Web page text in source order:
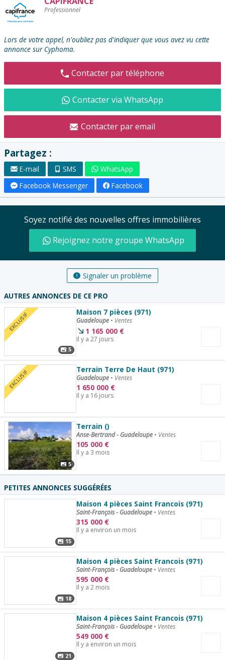
l'annonceurProfessionnel
Lors de votre appel, n'oubliez pas d'indiquer que vous avez vu cette
annonce sur Cyphoma.
Contacter par téléphone
Contacter via WhatsApp
Contacter par email
Partagez :
E-mail SMS
WhatsApp
Facebook Messenger
Facebook
Soyez notifié des nouvelles offres immobilières
Rejoignez notre groupe WhatsApp
Signaler un problème
AUTRES ANNONCES DE CE PRO
EXCLUSIF
5
Maison 7 pièces (971)
Guadeloupe • Ventes
1 165 000 €
Il y a 27 jours
EXCLUSIF Terrain Terre De Haut (971)
Guadeloupe • Ventes
1 650 000 €
Il y a 16 jours
5
Terrain ()
Anse-Bertrand - Guadeloupe • Ventes
105 000 €
Il y a 3 mois
PETITES ANNONCES SUGGÉRÉES
15
Maison 4 pièces Saint Francois (971)
Saint-François - Guadeloupe • Ventes
315 000 €
Il y a environ un mois
18
Maison 4 pièces Saint Francois (971)
Saint-François - Guadeloupe • Ventes
595 000 €
Il y a 2 mois
21
Maison 4 pièces Saint Francois (971)
Saint-François - Guadeloupe • Ventes
549 000 €
Il y a environ un mois